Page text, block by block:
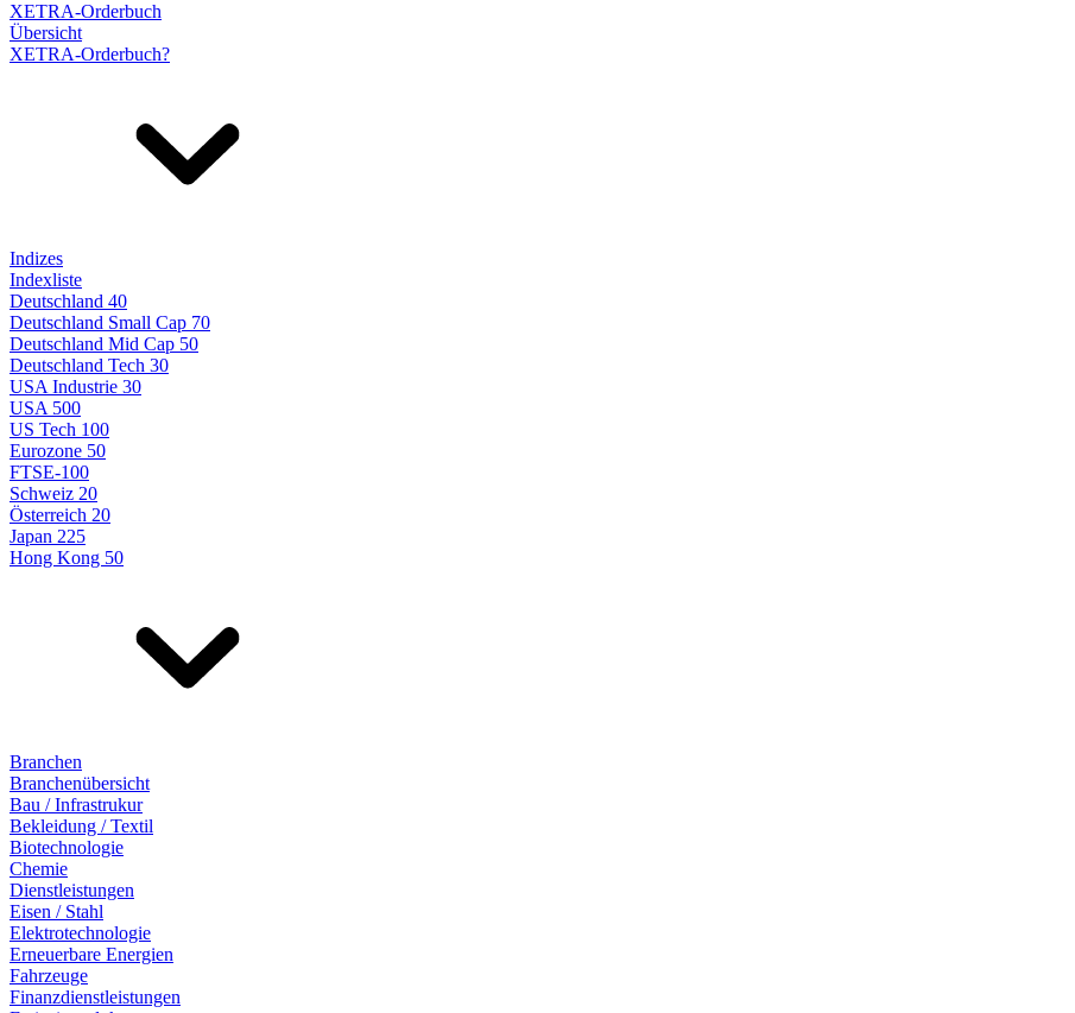
XETRA-Orderbuch
Übersicht
XETRA-Orderbuch?
Indizes
Indexliste
Deutschland 40
Deutschland Small Cap 70
Deutschland Mid Cap 50
Deutschland Tech 30
USA Industrie 30
USA 500
US Tech 100
Eurozone 50
FTSE-100
Schweiz 20
Österreich 20
Japan 225
Hong Kong 50
Branchen
Branchenübersicht
Bau / Infrastrukur
Bekleidung / Textil
Biotechnologie
Chemie
Dienstleistungen
Eisen / Stahl
Elektrotechnologie
Erneuerbare Energien
Fahrzeuge
Finanzdienstleistungen